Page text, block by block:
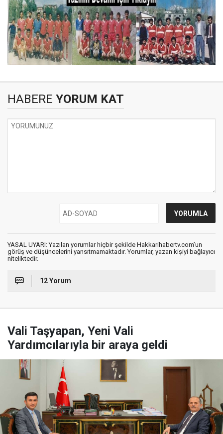
HABERE YORUM KAT
YASAL UYARI: Yazılan yorumlar hiçbir şekilde Hakkarihabertv.com’un
görüş ve düşüncelerini yansıtmamaktadır. Yorumlar, yazan kişiyi bağlayıcı
niteliktedir.
12 Yorum
Vali Taşyapan, Yeni Vali
Yardımcılarıyla bir araya geldi